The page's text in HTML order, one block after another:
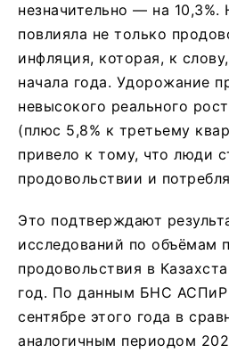
незначительно — на
повлияла не только
инфляция, которая, к
начала года. Удорожание
невысокого реального
(плюс 5,8% к третьему
привело к тому, что люди
продовольствии и
Это подтверждают
исследований по объёмам
продовольствия в
год. По данным БНС АСПиР
сентябре этого года в
аналогичным периодом